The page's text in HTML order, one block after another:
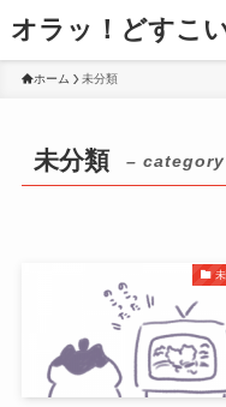
オラッ！どすこ
ホーム 未分類
未分類 –